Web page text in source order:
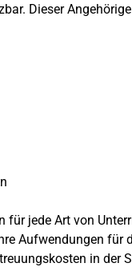
Dieser
für jede Art von
Aufwendungen für
in der